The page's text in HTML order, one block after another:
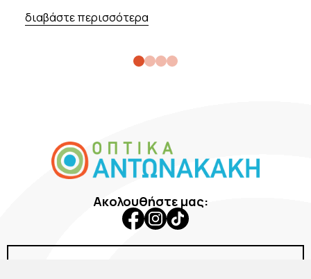
διαβάστε περισσότερα
Ακολουθήστε μας: